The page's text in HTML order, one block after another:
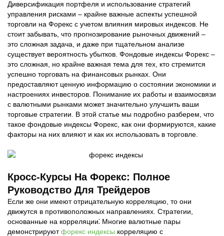
Диверсификация портфеля и использование стратегий
управления рисками – крайне важные аспекты успешной
торговли на Форекс с учетом влияния мировых индексов. Не
стоит забывать, что прогнозирование рыночных движений –
это сложная задача, и даже при тщательном анализе
существует вероятность убытков. Фондовые индексы Форекс –
это сложная, но крайне важная тема для тех, кто стремится
успешно торговать на финансовых рынках. Они
предоставляют ценную информацию о состоянии экономики и
настроениях инвесторов. Понимание их работы и взаимосвязи
с валютными рынками может значительно улучшить ваши
торговые стратегии. В этой статье мы подробно разберем, что
такое фондовые индексы Форекс, как они формируются, какие
факторы на них влияют и как их использовать в торговле.
Кросс-Курсы На Форекс: Полное
Руководство Для Трейдеров
Если же они имеют отрицательную корреляцию, то они
движутся в противоположных направлениях. Стратегии,
основанные на корреляции⁚ Многие валютные пары
демонстрируютфорекс индексы корреляцию с